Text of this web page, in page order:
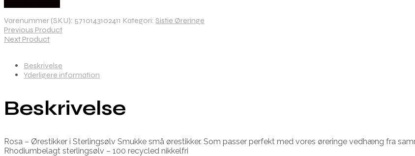
Varenummer (SKU): 5710143102411 Kategori: Sistie Øreringe
Previous Product
Next Product
Beskrivelse
Yderligere information
Beskrivelse
Rosa – Ørestikker i Sterlingsølv Smukke små ørestikker. Som passer perfekt med vores øreringe vedhæng fra
Rhodiumbelagt sterlingsølv – 100 recycled nikkelfri